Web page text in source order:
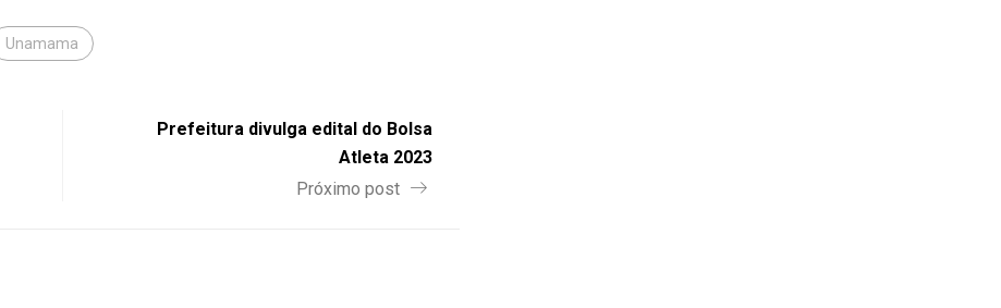
Unamama
Prefeitura divulga edital do Bolsa
Atleta 2023
Próximo post